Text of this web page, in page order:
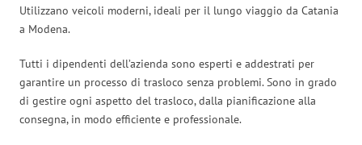
Utilizzano veicoli moderni, ideali per il lungo viaggio da Catania
a Modena.
Tutti i dipendenti dell’azienda sono esperti e addestrati per
garantire un processo di trasloco senza problemi. Sono in grado
di gestire ogni aspetto del trasloco, dalla pianificazione alla
consegna, in modo efficiente e professionale.